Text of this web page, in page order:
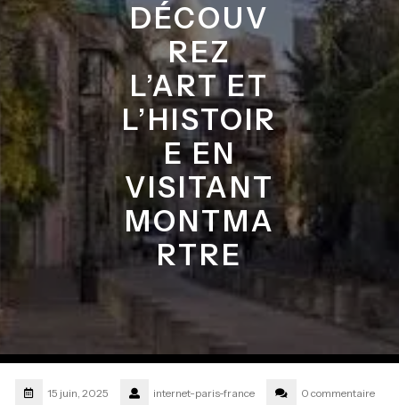
DÉCOUV
REZ
L’ART ET
L’HISTOIR
E EN
VISITANT
MONTMA
RTRE
15 juin, 2025 internet-paris-france 0 commentaire